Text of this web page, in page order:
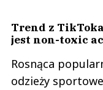
Trend z
jest non-toxic
Rosnąca
odzieży